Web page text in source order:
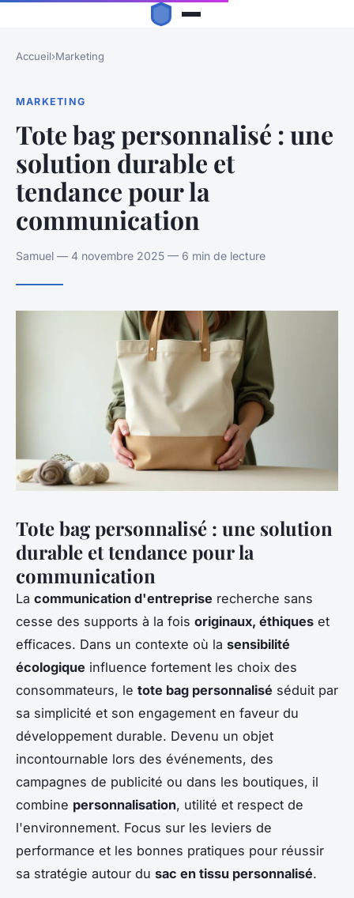
Accueil›Marketing
MARKETING
Tote bag personnalisé : une
solution durable et
tendance pour la
communication
Samuel — 4 novembre 2025 — 6 min de lecture
Tote bag personnalisé : une solution
durable et tendance pour la
communication
La communication d'entreprise recherche sans
cesse des supports à la fois originaux, éthiques et
efficaces. Dans un contexte où la sensibilité
écologique influence fortement les choix des
consommateurs, le tote bag personnalisé séduit par
sa simplicité et son engagement en faveur du
développement durable. Devenu un objet
incontournable lors des événements, des
campagnes de publicité ou dans les boutiques, il
combine personnalisation, utilité et respect de
l'environnement. Focus sur les leviers de
performance et les bonnes pratiques pour réussir
sa stratégie autour du sac en tissu personnalisé.